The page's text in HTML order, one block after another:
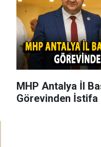
MHP Antalya İl
Görevinden İstifa